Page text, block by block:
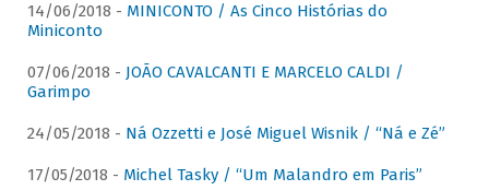
14/06/2018 - MINICONTO / As Cinco Histórias do
Miniconto
07/06/2018 - JOÃO CAVALCANTI E MARCELO CALDI /
Garimpo
24/05/2018 - Ná Ozzetti e José Miguel Wisnik / “Ná e Zé”
17/05/2018 - Michel Tasky / “Um Malandro em Paris”